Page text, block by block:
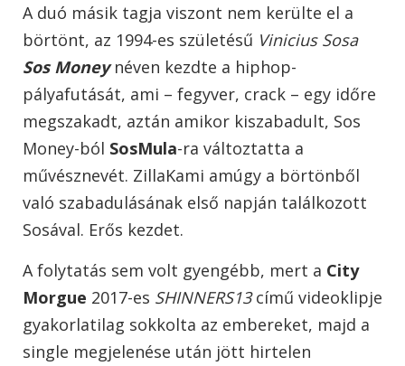
A duó másik tagja viszont nem kerülte el a
börtönt, az 1994-es születésű Vinicius Sosa
Sos Moneynéven kezdte a hiphop-
pályafutását, ami – fegyver, crack – egy időre
megszakadt, aztán amikor kiszabadult, Sos
Money-ból SosMula-ra változtatta a
művésznevét. ZillaKami amúgy a börtönből
való szabadulásának első napján találkozott
Sosával. Erős kezdet.
A folytatás sem volt gyengébb, mert a City
Morgue 2017-es SHINNERS13című videoklipje
gyakorlatilag sokkolta az embereket, majd a
single megjelenése után jött hirtelen